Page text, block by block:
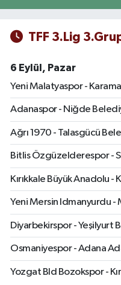
TFF 3.Lig
6 Eylül, Pazar
Yeni Malatyaspor -
Adanaspor - Niğde
Ağrı 1970 - Talasgücü
Bitlis Özgüzelderespor -
Kırıkkale Büyük Anadolu
Yeni Mersin Idmanyurdu -
Diyarbekirspor - Yeşilyurt
Osmaniyespor - Adana
Yozgat Bld Bozokspor -